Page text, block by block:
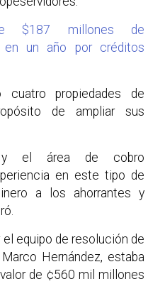
$187 millones de
en un año por créditos
cuatro propiedades de
de ampliar sus
y el área de cobro
en este tipo de
a los ahorrantes y
el equipo de resolución de
Hernández, estaba
de ¢560 mil millones